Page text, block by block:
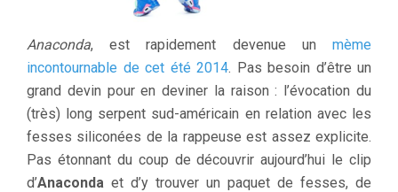
Anaconda, est rapidement devenue un mème
incontournable de cet été 2014. Pas besoin d’être un
grand devin pour en deviner la raison : l’évocation du
(très) long serpent sud-américain en relation avec les
fesses siliconées de la rappeuse est assez explicite.
Pas étonnant du coup de découvrir aujourd’hui le clip
d’Anaconda et d’y trouver un paquet de fesses, de